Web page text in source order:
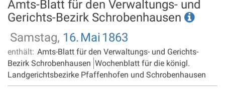
Amts-Blatt für den Verwaltungs- und
Gerichts-Bezirk Schrobenhausen
Samstag, 16. Mai 1863
enthält: Amts-Blatt für den Verwaltungs- und Gerichts-
Bezirk Schrobenhausen Wochenblatt für die königl.
Landgerichtsbezirke Pfaffenhofen und Schrobenhausen